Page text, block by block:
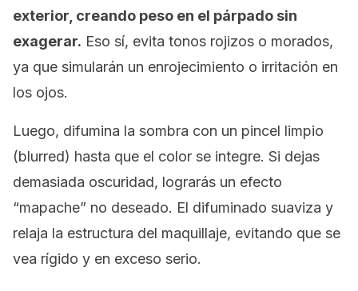
exterior, creando peso en el párpado sin
exagerar. Eso sí, evita tonos rojizos o morados,
ya que simularán un enrojecimiento o irritación en
los ojos.
Luego, difumina la sombra con un pincel limpio
(blurred) hasta que el color se integre. Si dejas
demasiada oscuridad, lograrás un efecto
“mapache” no deseado. El difuminado suaviza y
relaja la estructura del maquillaje, evitando que se
vea rígido y en exceso serio.